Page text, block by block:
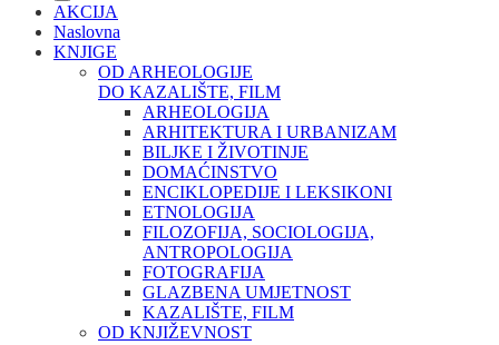
AKCIJA
Naslovna
KNJIGE
OD ARHEOLOGIJE
DO KAZALIŠTE, FILM
ARHEOLOGIJA
ARHITEKTURA I URBANIZAM
BILJKE I ŽIVOTINJE
DOMAĆINSTVO
ENCIKLOPEDIJE I LEKSIKONI
ETNOLOGIJA
FILOZOFIJA, SOCIOLOGIJA,
ANTROPOLOGIJA
FOTOGRAFIJA
GLAZBENA UMJETNOST
KAZALIŠTE, FILM
OD KNJIŽEVNOST